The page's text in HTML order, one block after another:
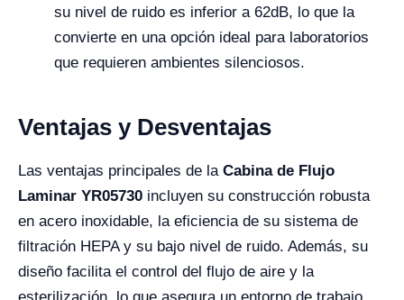
su nivel de ruido es inferior a 62dB, lo que la
convierte en una opción ideal para laboratorios
que requieren ambientes silenciosos.
Ventajas y Desventajas
Las ventajas principales de la Cabina de Flujo
Laminar YR05730 incluyen su construcción robusta
en acero inoxidable, la eficiencia de su sistema de
filtración HEPA y su bajo nivel de ruido. Además, su
diseño facilita el control del flujo de aire y la